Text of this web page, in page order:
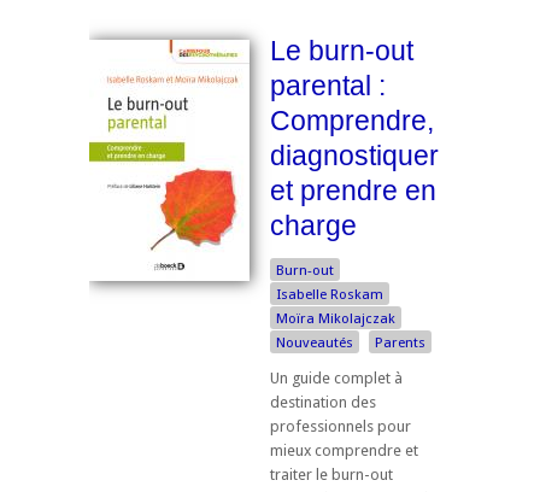
Le burn-out
parental :
Comprendre,
diagnostiquer
et prendre en
charge
Burn-out
Isabelle Roskam
Moïra Mikolajczak
Nouveautés
Parents
Un guide complet à
destination des
professionnels pour
mieux comprendre et
traiter le burn-out